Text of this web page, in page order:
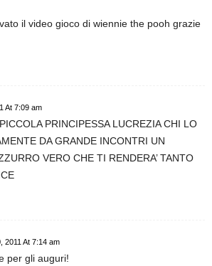
il video gioco di wiennie the pooh grazie
At 7:09 am
PRINCIPESSA LUCREZIA CHI LO
DA GRANDE INCONTRI UN
VERO CHE TI RENDERA’ TANTO
2011 At 7:14 am
per gli auguri!